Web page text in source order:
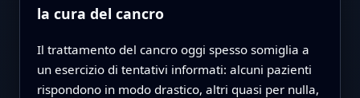
la cura del cancro
Il trattamento del cancro oggi spesso somiglia a
un esercizio di tentativi informati: alcuni pazienti
rispondono in modo drastico, altri quasi per nulla,